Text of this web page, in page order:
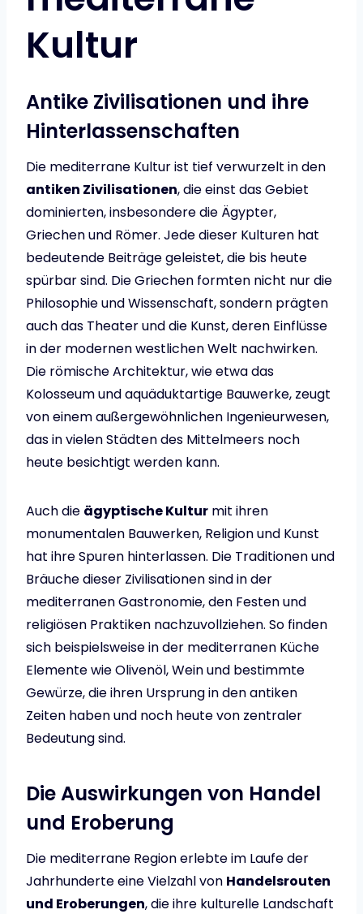
Kultur
Antike Zivilisationen und ihre
Hinterlassenschaften
Die mediterrane Kultur ist tief verwurzelt in den
antiken Zivilisationen, die einst das Gebiet
dominierten, insbesondere die Ägypter,
Griechen und Römer. Jede dieser Kulturen hat
bedeutende Beiträge geleistet, die bis heute
spürbar sind. Die Griechen formten nicht nur die
Philosophie und Wissenschaft, sondern prägten
auch das Theater und die Kunst, deren Einflüsse
in der modernen westlichen Welt nachwirken.
Die römische Architektur, wie etwa das
Kolosseum und aquäduktartige Bauwerke, zeugt
von einem außergewöhnlichen Ingenieurwesen,
das in vielen Städten des Mittelmeers noch
heute besichtigt werden kann.
Auch die ägyptische Kultur mit ihren
monumentalen Bauwerken, Religion und Kunst
hat ihre Spuren hinterlassen. Die Traditionen und
Bräuche dieser Zivilisationen sind in der
mediterranen Gastronomie, den Festen und
religiösen Praktiken nachzuvollziehen. So finden
sich beispielsweise in der mediterranen Küche
Elemente wie Olivenöl, Wein und bestimmte
Gewürze, die ihren Ursprung in den antiken
Zeiten haben und noch heute von zentraler
Bedeutung sind.
Die Auswirkungen von Handel
und Eroberung
Die mediterrane Region erlebte im Laufe der
Jahrhunderte eine Vielzahl von Handelsrouten
und Eroberungen, die ihre kulturelle Landschaft